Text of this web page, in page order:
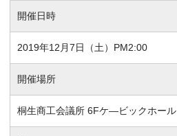
開催日時
2019年12月7日（土）PM2:00
開催場所
桐生商工会議所 6Fケ―ビックホール